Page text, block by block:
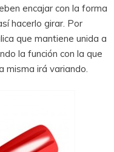
encajar con la forma
hacerlo girar. Por
que mantiene unida a
la función con la que
misma irá variando.